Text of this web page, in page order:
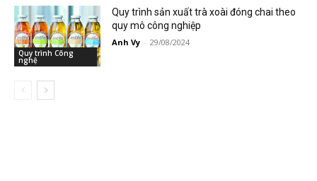
Quy trình Công
nghệ
Quy trình sản xuất trà xoài đóng chai theo
quy mô công nghiệp
Anh Vy - 29/08/2024